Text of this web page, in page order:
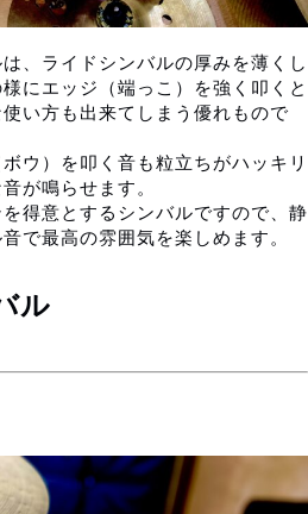
、ライドシンバルの厚みを薄くし
にエッジ（端っこ）を強く叩くと
い方も出来てしまう優れもので
ウ）を叩く音も粒立ちがハッキリ
が鳴らせます。
得意とするシンバルですので、静
で最高の雰囲気を楽しめます。
ル